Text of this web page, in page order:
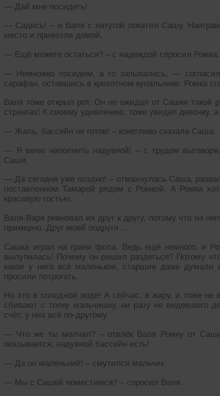
— Дай мне посидеть!
— Садись! – и Валя с натугой покатил Сашу.
место и привезли домой.
— Ещё можете остаться? – с надеждой спросил Ромка.
— Немножко посидим, а то запыхались, —
сарафан, оставшись в крохотном купальнике. Ромка
Валя тоже открыл рот. Он не ожидал от Сашки такой
стрингах! К своему удивлению, тоже увидел девочку,
— Жаль, бассейн не готов! – кокетливо сказала Саша.
— Я велю наполнить надувной! – с трудом
Саши.
— Да сегодня уже поздно! – отмахнулась Саша,
поставленном Тамарой рядом с Ромкой. А Ромка
красивую гостью.
Валя-Варя ревновал их друг к другу, потому что на
примерно. Друг моей подруги…
Сашка играл на грани фола. Ведь ещё немного, и
вылупилась! Почему он решил раздеться? Потому
какое у него всё маленькое, старшие даже думали
просили потрогать.
Но это в холодной воде! А сейчас, в жару, и тоже не
сбивают с толку мальчишку, ни разу не видевшего
счёт, у них всё по-другому.
— Что же ты молчал? – отвлёк Валя Ромку от
оказывается, надувной бассейн есть!
— Да он маленький! – смутился мальчик.
— Мы с Сашей поместимся? – спросил Валя.